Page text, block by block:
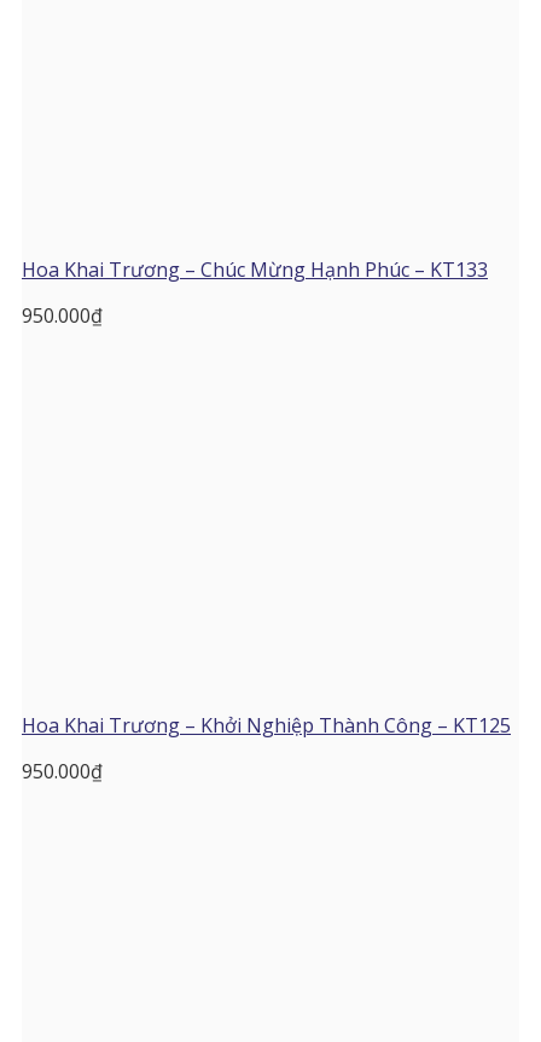
Hoa Khai Trương – Chúc Mừng Hạnh Phúc – KT133
950.000₫
Hoa Khai Trương – Khởi Nghiệp Thành Công – KT125
950.000₫